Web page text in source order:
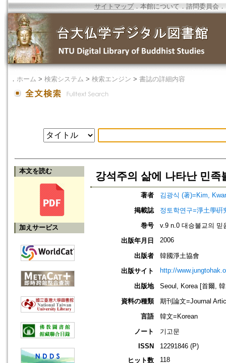
サイトマップ．本館について ． 諮問委員会 ．
． ホーム > 検索システム > 検索エンジン > 書誌の詳細内容
本文を読む
加えサービス
강석주의 삶에 나타난 민족
著者
김광식 (著)=Kim,
掲載誌
정토학연구=淨土學硏
巻号
v.9 n.0 대승불교의 믿
出版年月日
2006
出版者
韓國淨土協會
出版サイト
http://
出版地
Seoul, Korea [首爾,
資料の種類
期刊論文=Journal
言語
韓文=Korean
ノート
기고문
ISSN
12291846 (P)
ヒット数
118